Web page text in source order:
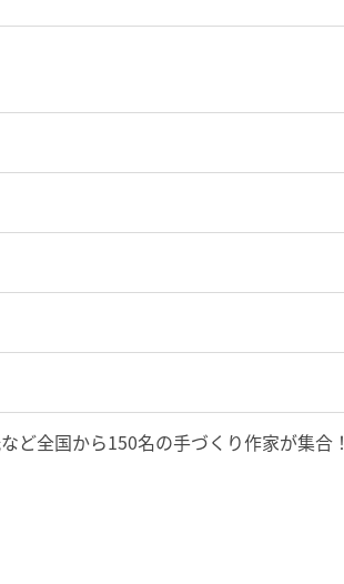
ど全国から150名の手づくり作家が集合！